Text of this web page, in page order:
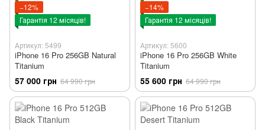
−12%
Гарантія 12 місяців!
Артикул: 5499
iPhone 16 Pro 256GB Natural
Titanium
57 000 грн 64 990 грн
−14%
Гарантія 12 місяців!
Артикул: 5600
iPhone 16 Pro 256GB White
Titanium
55 600 грн 64 990 грн